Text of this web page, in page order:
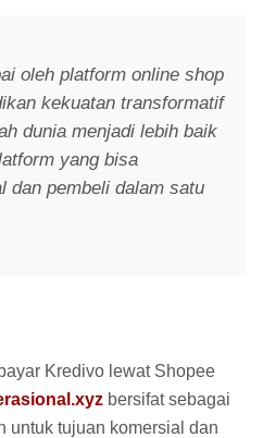
oleh platform online shop
kekuatan transformatif
dunia menjadi lebih baik
yang bisa
dan pembeli dalam satu
Kredivo lewat Shopee
bersifat sebagai
untuk tujuan komersial dan